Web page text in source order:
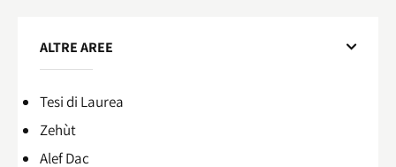
ALTRE AREE
Tesi di Laurea
Zehùt
Alef Dac